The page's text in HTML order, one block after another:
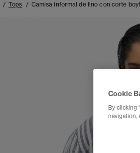
Tops Camisa informal de lino con corte
Cookie
By clicking
navigation,